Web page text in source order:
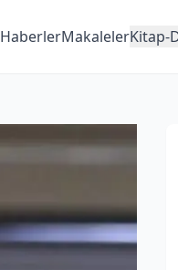
HaberlerMakalelerKitap-